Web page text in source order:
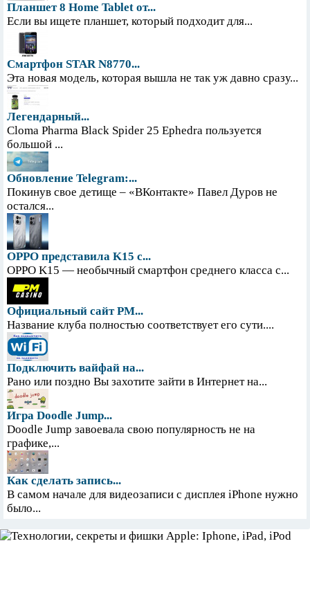
Планшет 8 Home Tablet от...
Если вы ищете планшет, который подходит для...
Смартфон STAR N8770...
Эта новая модель, которая вышла не так уж давно сразу...
Легендарный...
Cloma Pharma Black Spider 25 Ephedra пользуется
большой ...
Обновление Telegram:...
Покинув свое детище – «ВКонтакте» Павел Дуров не
остался...
OPPO представила K15 с...
OPPO K15 — необычный смартфон среднего класса с...
Официальный сайт PM...
Название клуба полностью соответствует его сути....
Подключить вайфай на...
Рано или поздно Вы захотите зайти в Интернет на...
Игра Doodle Jump...
Doodle Jump завоевала свою популярность не на
графике,...
Как сделать запись...
В самом начале для видеозаписи с дисплея iPhone нужно
было...